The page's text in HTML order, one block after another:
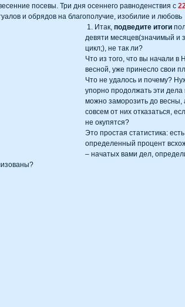
посевы. Три дня осеннего равноденствия с
и обрядов на благополучие, изобилие и любовь
1. Итак, подведите итоги
девяти месяцев(значимый и
цикл;), не так ли?
Что из того, что вы начали в
весной, уже принесло свои
Что не удалось и почему?
упорно продолжать эти дела
можно заморозить до весны,
совсем от них отказаться,
не окупятся?
Это простая статистика: есть
определенный процент
– начатых вами дел,